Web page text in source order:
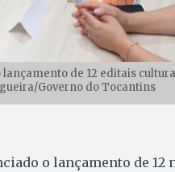
de 12 editais
Governo do Tocantins
o lançamento de